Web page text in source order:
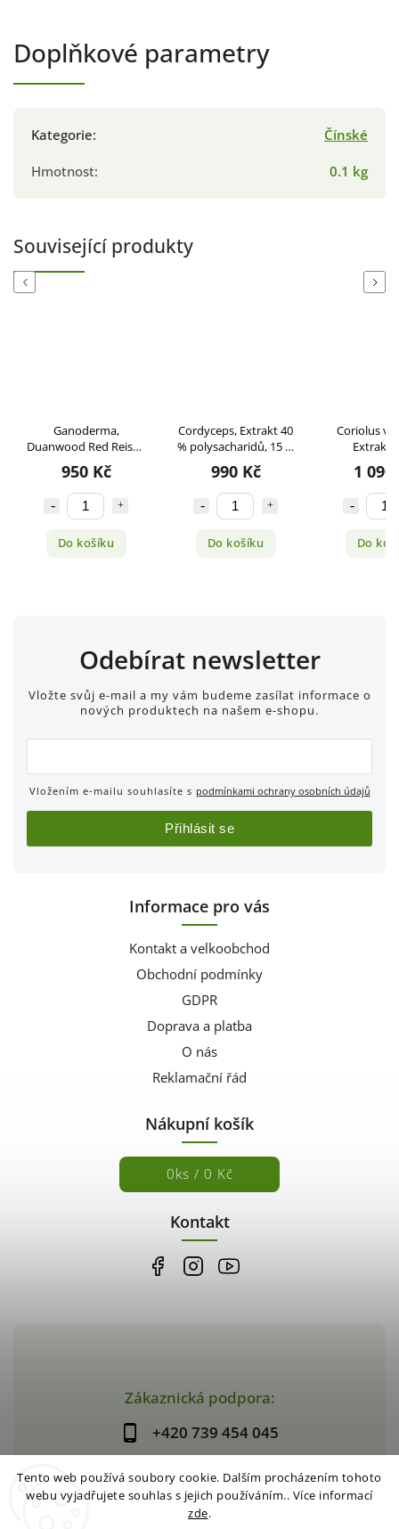
Tento web používá soubory cookie. Dalším procházením tohoto
webu vyjadřujete souhlas s jejich používáním.. Více informací
zde.
Doplňkové parametry
Kategorie:
Čínské
Hmotnost: 0.1 kg
Související produkty
Previous
Ganoderma,
Duanwood Red Reishi,
Extrakt 40 %
polysacharidů, 90
kapslí
950 Kč
Do košíku
Cordyceps, Extrakt 40
% polysacharidů, 15 %
manitolu, 90 kapslí
990 Kč
Do košíku
Coriolus
Extrakt
1 090
Do
Next
Zákaznická podpora:
+420 739 454 045
Informace pro vás
Kontakt a velkoobchod
Obchodní podmínky
GDPR
Doprava a platba
O nás
Reklamační řád
Nákupní košík
0ks / 0 Kč
Kontakt
Odebírat newsletter
Vložte svůj e-mail a my vám budeme zasílat informace o
nových produktech na našem e-shopu.
Vložením e-mailu souhlasíte s podmínkami ochrany osobních údajů
Přihlásit se
Dar z přírody